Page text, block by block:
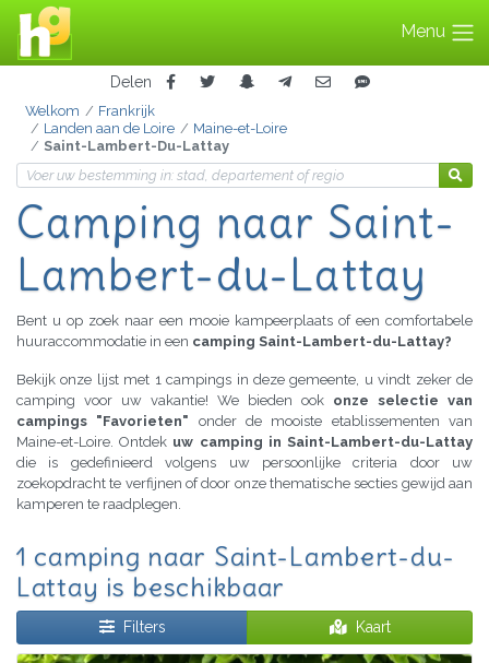
Menu
Delen
Welkom
Frankrijk
Landen aan de Loire
Maine-et-Loire
Saint-Lambert-Du-Lattay
Camping naar Saint-
Lambert-du-Lattay
Bent u op zoek naar een mooie kampeerplaats of een comfortabele
huuraccommodatie in een camping Saint-Lambert-du-Lattay?
Bekijk onze lijst met 1 campings in deze gemeente, u vindt zeker de
camping voor uw vakantie! We bieden ook onze selectie van
campings "Favorieten" onder de mooiste etablissementen van
Maine-et-Loire. Ontdek uw camping in Saint-Lambert-du-Lattay
die is gedefinieerd volgens uw persoonlijke criteria door uw
zoekopdracht te verfijnen of door onze thematische secties gewijd aan
kamperen te raadplegen.
1 camping naar Saint-Lambert-du-
Lattay is beschikbaar
Filters Kaart